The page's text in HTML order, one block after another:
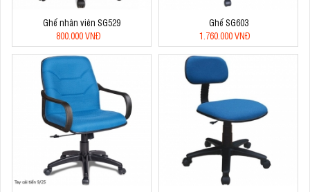
Ghế nhân viên SG529
800.000 VNĐ
Ghế SG603
1.760.000 VNĐ